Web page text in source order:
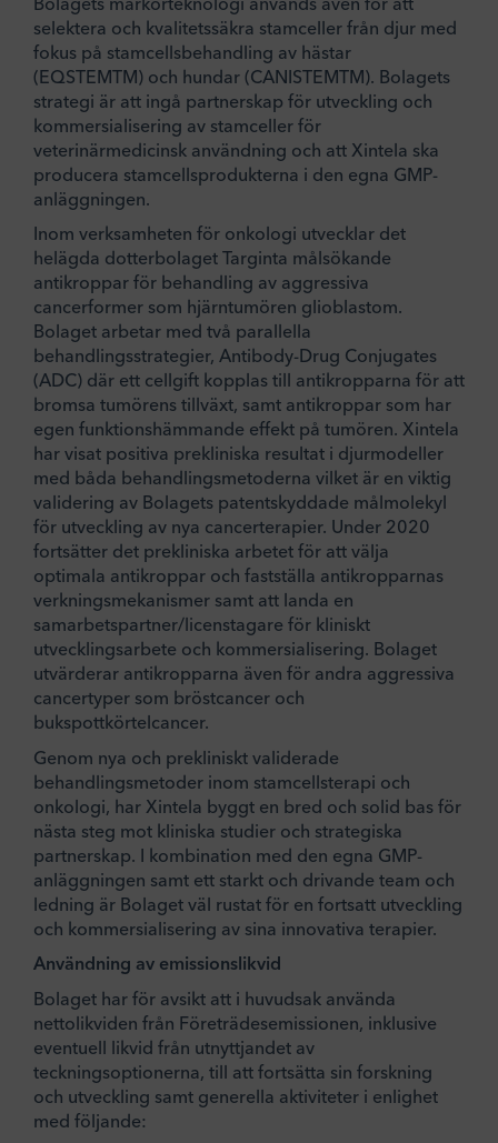
selektera och kvalitetssäkra stamceller från djur med
fokus på stamcellsbehandling av hästar
(EQSTEMTM) och hundar (CANISTEMTM). Bolagets
strategi är att ingå partnerskap för utveckling och
kommersialisering av stamceller för
veterinärmedicinsk användning och att Xintela ska
producera stamcellsprodukterna i den egna GMP-
anläggningen.
Inom verksamheten för onkologi utvecklar det
helägda dotterbolaget Targinta målsökande
antikroppar för behandling av aggressiva
cancerformer som hjärntumören glioblastom.
Bolaget arbetar med två parallella
behandlingsstrategier, Antibody-Drug Conjugates
(ADC) där ett cellgift kopplas till antikropparna för att
bromsa tumörens tillväxt, samt antikroppar som har
egen funktionshämmande effekt på tumören. Xintela
har visat positiva prekliniska resultat i djurmodeller
med båda behandlingsmetoderna vilket är en viktig
validering av Bolagets patentskyddade målmolekyl
för utveckling av nya cancerterapier. Under 2020
fortsätter det prekliniska arbetet för att välja
optimala antikroppar och fastställa antikropparnas
verkningsmekanismer samt att landa en
samarbetspartner/licenstagare för kliniskt
utvecklingsarbete och kommersialisering. Bolaget
utvärderar antikropparna även för andra aggressiva
cancertyper som bröstcancer och
bukspottkörtelcancer.
Genom nya och prekliniskt validerade
behandlingsmetoder inom stamcellsterapi och
onkologi, har Xintela byggt en bred och solid bas för
nästa steg mot kliniska studier och strategiska
partnerskap. I kombination med den egna GMP-
anläggningen samt ett starkt och drivande team och
ledning är Bolaget väl rustat för en fortsatt utveckling
och kommersialisering av sina innovativa terapier.
Användning av emissionslikvid
Bolaget har för avsikt att i huvudsak använda
nettolikviden från Företrädesemissionen, inklusive
eventuell likvid från utnyttjandet av
teckningsoptionerna, till att fortsätta sin forskning
och utveckling samt generella aktiviteter i enlighet
med följande: